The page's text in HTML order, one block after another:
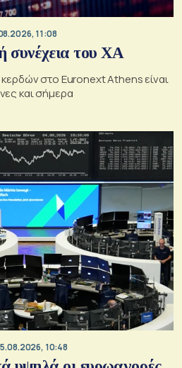
11:08
συνέχεια του ΧΑ
στο Euronext Athens είναι
και σήμερα
10:48